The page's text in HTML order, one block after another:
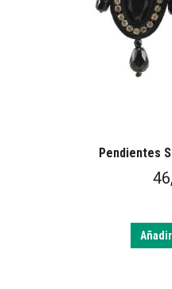
Pendientes